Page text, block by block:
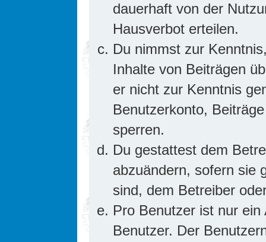
dauerhaft von der
Hausverbot erteilen.
Du nimmst zur
Inhalte von Beiträgen
er nicht zur Kenntnis
Benutzerkonto,
sperren.
Du gestattest dem
abzuändern, sofern sie
sind, dem Betreiber
Pro Benutzer ist nur
Benutzer. Der